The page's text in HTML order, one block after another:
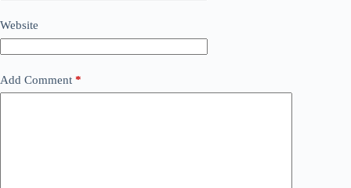
Website
Add Comment *